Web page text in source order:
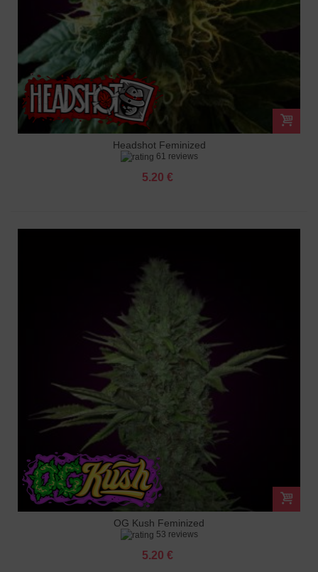
Headshot Feminized
61 reviews
5.20 €
OG Kush Feminized
53 reviews
5.20 €